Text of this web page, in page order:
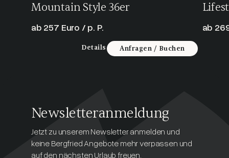
Mountain Style 36er
ab 257 Euro / p. P.
Details Anfragen / Buchen
ab
Newsletteranmeldung
Jetzt zu unserem Newsletter anmelden und
keine Bergfried Angebote mehr verpassen und
auf den nächsten Urlaub freuen.